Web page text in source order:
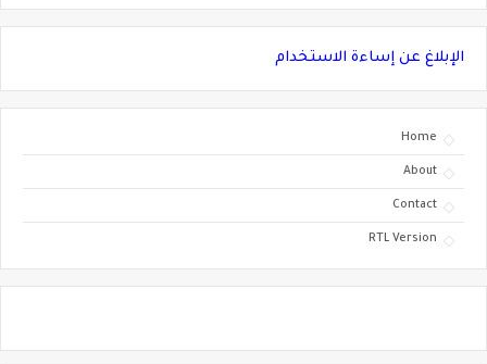
الإبلاغ عن إساءة الاستخدام
Home
About
Contact
RTL Version